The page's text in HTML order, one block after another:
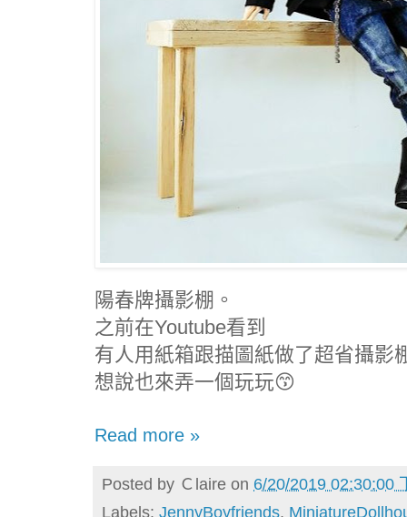
陽春牌攝影棚。
之前在Youtube看到
有人用紙箱跟描圖紙做了超省攝影
想說也來弄一個玩玩😙
Read more »
Posted by Ｃlaire on 6/20/2019 02:30:00
Labels: JennyBoyfriends,